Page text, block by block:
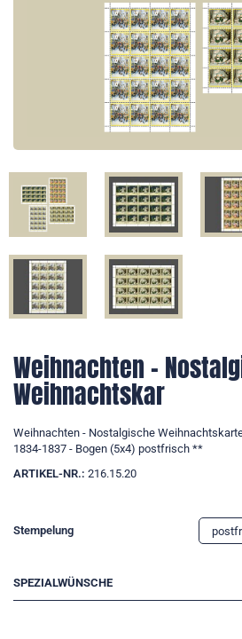
Weihnachten -
Weihnachtskar
Weihnachten - Nostalgische
1834-1837 - Bogen (5x4) postfrisch **
ARTIKEL-NR.: 216.15.20
Stempelung
SPEZIALWÜNSCHE